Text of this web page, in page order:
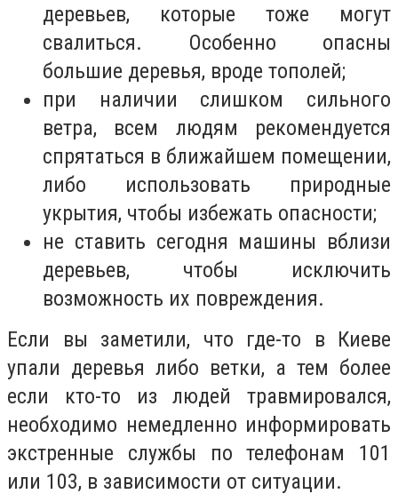
деревьев, которые тоже могут
свалиться. Особенно опасны
большие деревья, вроде тополей;
при наличии слишком сильного
ветра, всем людям рекомендуется
спрятаться в ближайшем помещении,
либо использовать природные
укрытия, чтобы избежать опасности;
не ставить сегодня машины вблизи
деревьев, чтобы исключить
возможность их повреждения.
Если вы заметили, что где-то в Киеве
упали деревья либо ветки, а тем более
если кто-то из людей травмировался,
необходимо немедленно информировать
экстренные службы по телефонам 101
или 103, в зависимости от ситуации.